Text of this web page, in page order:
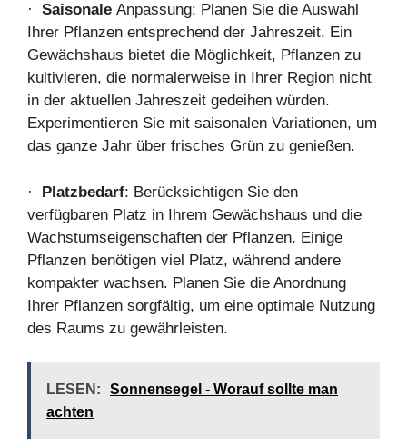
· Saisonale Anpassung: Planen Sie die Auswahl
Ihrer Pflanzen entsprechend der Jahreszeit. Ein
Gewächshaus bietet die Möglichkeit, Pflanzen zu
kultivieren, die normalerweise in Ihrer Region nicht
in der aktuellen Jahreszeit gedeihen würden.
Experimentieren Sie mit saisonalen Variationen, um
das ganze Jahr über frisches Grün zu genießen.
· Platzbedarf: Berücksichtigen Sie den
verfügbaren Platz in Ihrem Gewächshaus und die
Wachstumseigenschaften der Pflanzen. Einige
Pflanzen benötigen viel Platz, während andere
kompakter wachsen. Planen Sie die Anordnung
Ihrer Pflanzen sorgfältig, um eine optimale Nutzung
des Raums zu gewährleisten.
LESEN:
Sonnensegel - Worauf sollte man
achten